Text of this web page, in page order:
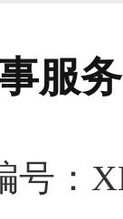
服
号：